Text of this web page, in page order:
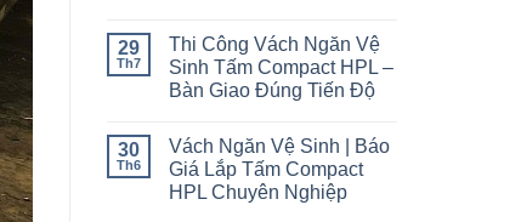
29
Th7
Thi Công Vách Ngăn Vệ
Sinh Tấm Compact HPL –
Bàn Giao Đúng Tiến Độ
30
Th6
Vách Ngăn Vệ Sinh | Báo
Giá Lắp Tấm Compact
HPL Chuyên Nghiệp